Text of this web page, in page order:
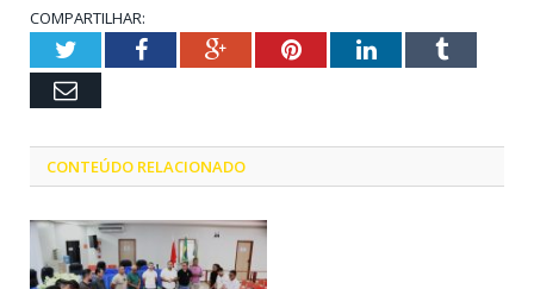
COMPARTILHAR:
TwitterFacebookGoogle+PinterestLinkedInTumblr
Email
CONTEÚDO RELACIONADO